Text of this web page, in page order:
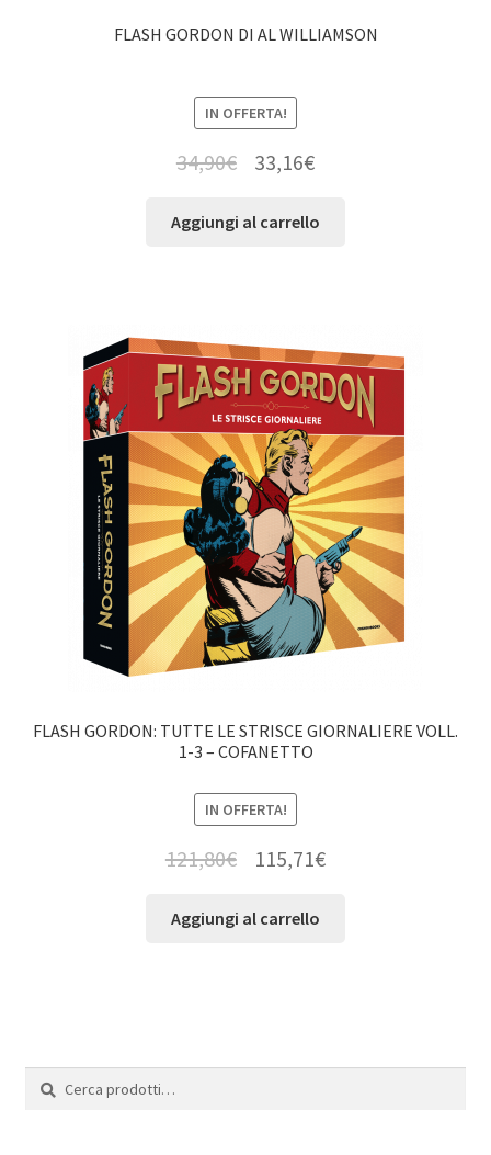
FLASH GORDON DI AL WILLIAMSON
IN OFFERTA!
34,90€ 33,16€
Aggiungi al carrello
FLASH GORDON: TUTTE LE STRISCE GIORNALIERE VOLL.
1-3 – COFANETTO
IN OFFERTA!
121,80€ 115,71€
Aggiungi al carrello
Cerca:
Cerca